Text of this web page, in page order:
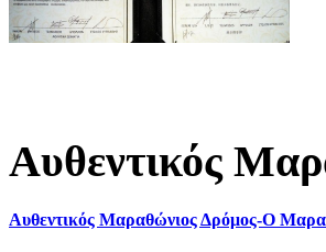
Αυθεντικός
Αυθεντικός Μαραθώνιος Δρόμος-Ο